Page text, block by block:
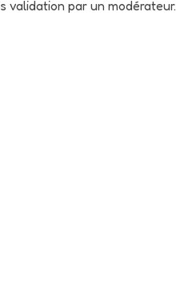
validation par un modérateur.